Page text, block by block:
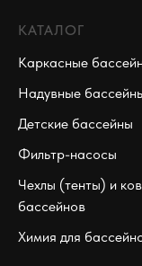
КАТАЛОГ
Каркасные
Надувные
Детские бассейны
Фильтр-насосы
Чехлы (тенты) и
бассейнов
Химия для